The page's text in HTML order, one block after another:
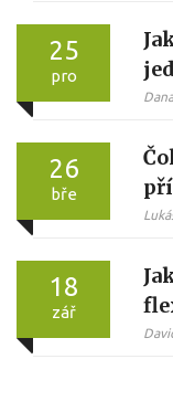
25
pro
26
bře
18
zář